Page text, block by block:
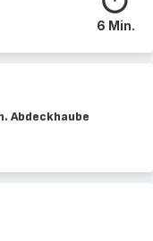
6 Min.
Abdeckhaube